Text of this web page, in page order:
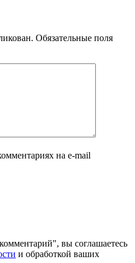
Обязательные поля
на e-mail
вы соглашаетесь
и обработкой ваших